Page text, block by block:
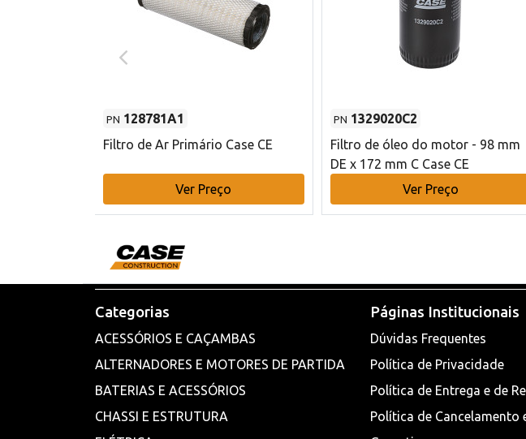
PN 128781A1
Filtro de Ar Primário Case CE
Ver Preço
PN 1329020C2
Filtro de óleo do motor - 98 mm
DE x 172 mm C Case CE
Ver Preço
Categorias
ACESSÓRIOS E CAÇAMBAS
ALTERNADORES E MOTORES DE PARTIDA
BATERIAS E ACESSÓRIOS
CHASSI E ESTRUTURA
Páginas Institucionais
Dúvidas Frequentes
Política de Privacidade
Política de Entrega e de
Política de Cancelamento